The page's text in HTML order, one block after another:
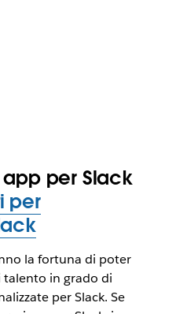
per Slack
per
la fortuna di poter
in grado di
per Slack. Se